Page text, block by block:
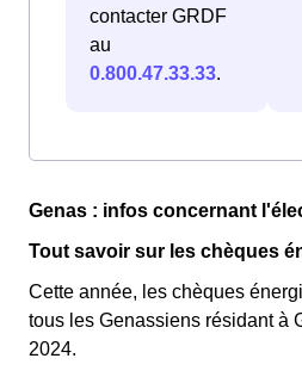
contacter GRDF
au
0.800.47.33.33.
Genas : infos concernant
Tout savoir sur les chèques
Cette année, les chèques
tous les Genassiens résidant à
2024.